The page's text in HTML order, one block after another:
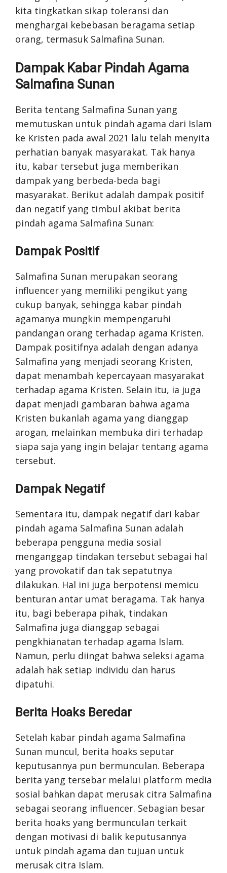
kita tingkatkan sikap toleransi dan
menghargai kebebasan beragama setiap
orang, termasuk Salmafina Sunan.
Dampak Kabar Pindah Agama
Salmafina Sunan
Berita tentang Salmafina Sunan yang
memutuskan untuk pindah agama dari Islam
ke Kristen pada awal 2021 lalu telah menyita
perhatian banyak masyarakat. Tak hanya
itu, kabar tersebut juga memberikan
dampak yang berbeda-beda bagi
masyarakat. Berikut adalah dampak positif
dan negatif yang timbul akibat berita
pindah agama Salmafina Sunan:
Dampak Positif
Salmafina Sunan merupakan seorang
influencer yang memiliki pengikut yang
cukup banyak, sehingga kabar pindah
agamanya mungkin mempengaruhi
pandangan orang terhadap agama Kristen.
Dampak positifnya adalah dengan adanya
Salmafina yang menjadi seorang Kristen,
dapat menambah kepercayaan masyarakat
terhadap agama Kristen. Selain itu, ia juga
dapat menjadi gambaran bahwa agama
Kristen bukanlah agama yang dianggap
arogan, melainkan membuka diri terhadap
siapa saja yang ingin belajar tentang agama
tersebut.
Dampak Negatif
Sementara itu, dampak negatif dari kabar
pindah agama Salmafina Sunan adalah
beberapa pengguna media sosial
menganggap tindakan tersebut sebagai hal
yang provokatif dan tak sepatutnya
dilakukan. Hal ini juga berpotensi memicu
benturan antar umat beragama. Tak hanya
itu, bagi beberapa pihak, tindakan
Salmafina juga dianggap sebagai
pengkhianatan terhadap agama Islam.
Namun, perlu diingat bahwa seleksi agama
adalah hak setiap individu dan harus
dipatuhi.
Berita Hoaks Beredar
Setelah kabar pindah agama Salmafina
Sunan muncul, berita hoaks seputar
keputusannya pun bermunculan. Beberapa
berita yang tersebar melalui platform media
sosial bahkan dapat merusak citra Salmafina
sebagai seorang influencer. Sebagian besar
berita hoaks yang bermunculan terkait
dengan motivasi di balik keputusannya
untuk pindah agama dan tujuan untuk
merusak citra Islam.